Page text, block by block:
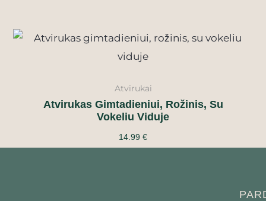
Atvirukai
Atvirukas Gimtadieniui, Rožinis, Su
Vokeliu Viduje
14.99 €